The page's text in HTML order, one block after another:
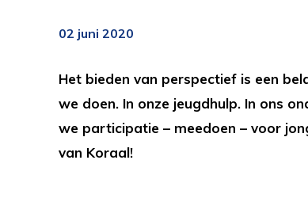
02 juni 2020
Het bieden van perspectief is een
we doen. In onze jeugdhulp. In ons
we participatie – meedoen – voor
van Koraal!